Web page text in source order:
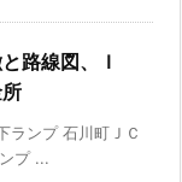
路線図、Ｉ
ランプ 石川町ＪＣ
プ ...